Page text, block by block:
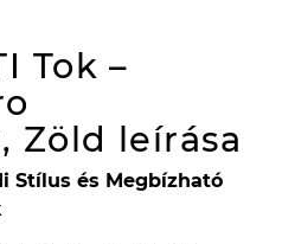
Tok –
Zöld leírása
Stílus és Megbízható